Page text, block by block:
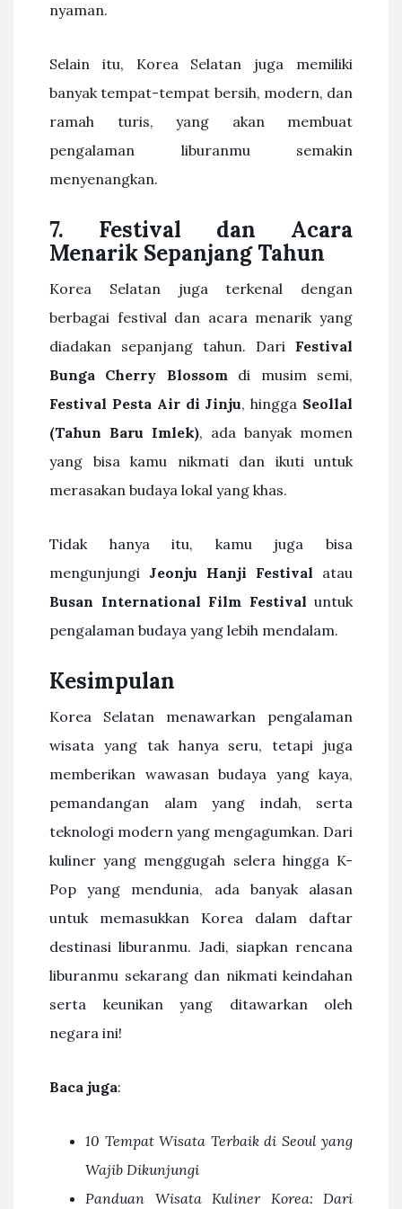
nyaman.
Selain itu, Korea Selatan juga memiliki
banyak tempat-tempat bersih, modern, dan
ramah turis, yang akan membuat
pengalaman liburanmu semakin
menyenangkan.
7. Festival dan Acara
Menarik Sepanjang Tahun
Korea Selatan juga terkenal dengan
berbagai festival dan acara menarik yang
diadakan sepanjang tahun. Dari Festival
Bunga Cherry Blossomdi musim semi,
Festival Pesta Air di Jinju, hingga Seollal
(Tahun Baru Imlek), ada banyak momen
yang bisa kamu nikmati dan ikuti untuk
merasakan budaya lokal yang khas.
Tidak hanya itu, kamu juga bisa
mengunjungi Jeonju Hanji Festival atau
Busan International Film Festival untuk
pengalaman budaya yang lebih mendalam.
Kesimpulan
Korea Selatan menawarkan pengalaman
wisata yang tak hanya seru, tetapi juga
memberikan wawasan budaya yang kaya,
pemandangan alam yang indah, serta
teknologi modern yang mengagumkan. Dari
kuliner yang menggugah selera hingga K-
Pop yang mendunia, ada banyak alasan
untuk memasukkan Korea dalam daftar
destinasi liburanmu. Jadi, siapkan rencana
liburanmu sekarang dan nikmati keindahan
serta keunikan yang ditawarkan oleh
negara ini!
Baca juga:
10 Tempat Wisata Terbaik di Seoul yang
Wajib Dikunjungi
Panduan Wisata Kuliner Korea: Dari